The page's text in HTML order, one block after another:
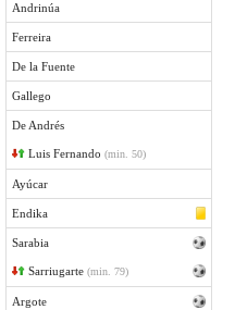
Andrinúa
Ferreira
De la Fuente
Gallego
De Andrés
Luis Fernando (min. 50)
Ayúcar
Endika
Sarabia
Sarriugarte (min. 79)
Argote